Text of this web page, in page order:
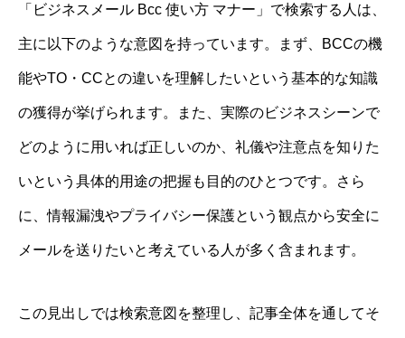
「ビジネスメール Bcc 使い方 マナー」で検索する人は、
主に以下のような意図を持っています。まず、BCCの機
能やTO・CCとの違いを理解したいという基本的な知識
の獲得が挙げられます。また、実際のビジネスシーンで
どのように用いれば正しいのか、礼儀や注意点を知りた
いという具体的用途の把握も目的のひとつです。さら
に、情報漏洩やプライバシー保護という観点から安全に
メールを送りたいと考えている人が多く含まれます。
この見出しでは検索意図を整理し、記事全体を通してそ